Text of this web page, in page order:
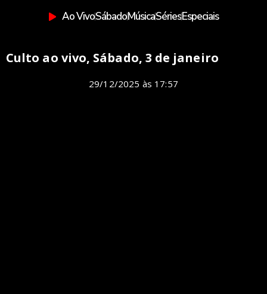
Ao VivoSábadoMúsicaSériesEspeciais
Culto ao vivo, Sábado, 3 de janeiro
29/12/2025 às 17:57